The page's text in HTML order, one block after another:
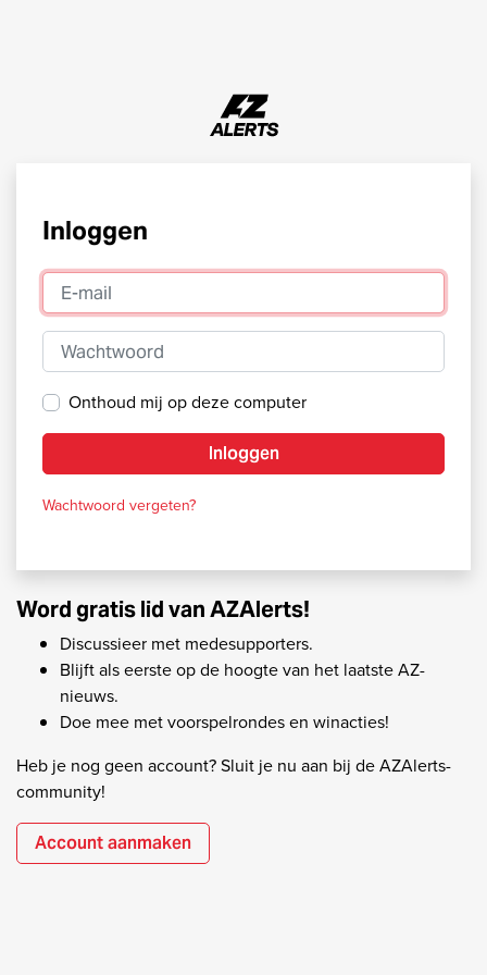
Inloggen
E-mail
Wachtwoord
Onthoud mij op deze computer
Inloggen
Wachtwoord vergeten?
Word gratis lid van AZAlerts!
Discussieer met medesupporters.
Blijft als eerste op de hoogte van het laatste AZ-
nieuws.
Doe mee met voorspelrondes en winacties!
Heb je nog geen account? Sluit je nu aan bij de AZAlerts-
community!
Account aanmaken